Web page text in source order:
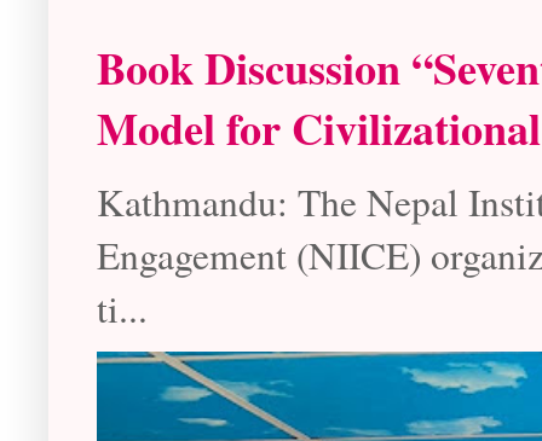
Book Discussion
Model for
Kathmandu: The Nepal
Engagement (NIICE)
ti...